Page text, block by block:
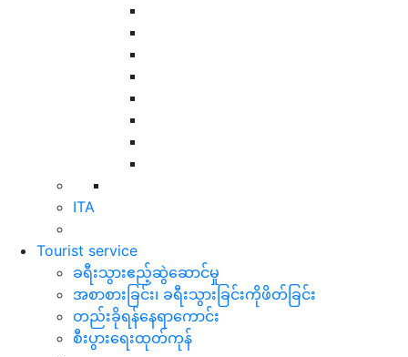
ITA
Tourist service
ခရီးသွားဧည့်ဆွဲဆောင်မှု
အစာစားခြင်း၊ ခရီးသွားခြင်းကိုဖိတ်ခြင်း
တည်းခိုရန်နေရာကောင်း
စီးပွားရေးထုတ်ကုန်